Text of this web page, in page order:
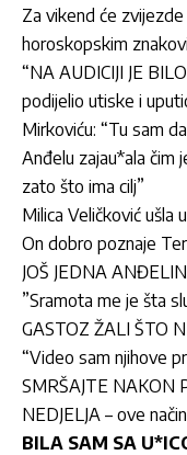
Za vikend će
horoskopskim
“NA AUDICIJI JE
podijelio utiske i
Mirkoviću: “Tu sam
Anđelu zajau*ala čim
zato što ima cilj”
Milica Veličković ušla
On dobro poznaje
JOŠ JEDNA
”Sramota me je šta
GASTOZ ŽALI ŠTO
“Video sam njihove
SMRŠAJTE NAKON
NEDJELJA – ove
BILA SAM SA